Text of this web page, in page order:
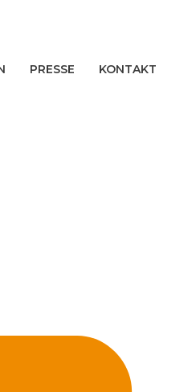
PRESSE KONTAKT